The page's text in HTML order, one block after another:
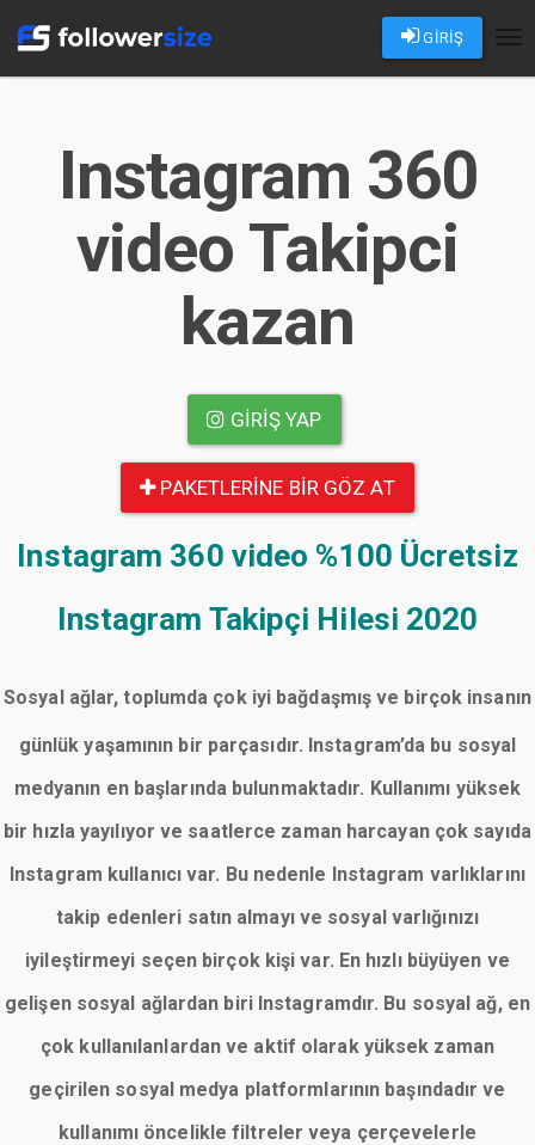
GİRİŞ
Instagram 360
video Takipci
kazan
GIRIŞ YAP
PAKETLERINE BIR GÖZ AT
Instagram 360 video %100 Ücretsiz
Instagram Takipçi Hilesi 2020
Sosyal ağlar, toplumda çok iyi bağdaşmış ve birçok insanın
günlük yaşamının bir parçasıdır. Instagram’da bu sosyal
medyanın en başlarında bulunmaktadır. Kullanımı yüksek
bir hızla yayılıyor ve saatlerce zaman harcayan çok sayıda
Instagram kullanıcı var. Bu nedenle Instagram varlıklarını
takip edenleri satın almayı ve sosyal varlığınızı
iyileştirmeyi seçen birçok kişi var. En hızlı büyüyen ve
gelişen sosyal ağlardan biri Instagramdır. Bu sosyal ağ, en
çok kullanılanlardan ve aktif olarak yüksek zaman
geçirilen sosyal medya platformlarının başındadır ve
kullanımı öncelikle filtreler veya çerçevelerle